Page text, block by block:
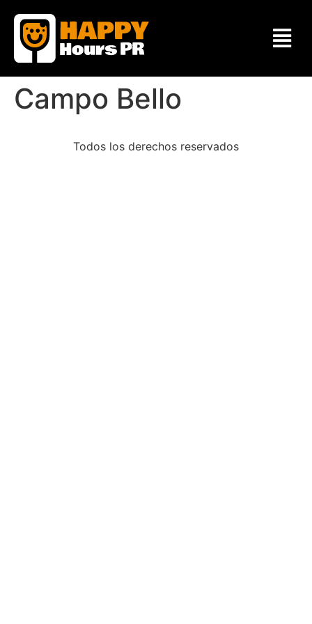
Campo Bello
Todos los derechos reservados